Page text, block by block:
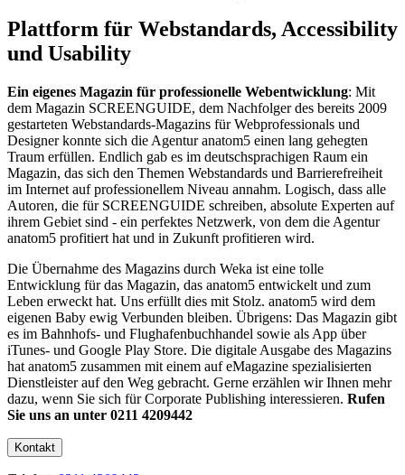
Plattform für Webstandards, Accessibility
und Usability
Ein eigenes Magazin für professionelle Webentwicklung: Mit
dem Magazin SCREENGUIDE, dem Nachfolger des bereits 2009
gestarteten Webstandards-Magazins für Webprofessionals und
Designer konnte sich die Agentur anatom5 einen lang gehegten
Traum erfüllen. Endlich gab es im deutschsprachigen Raum ein
Magazin, das sich den Themen Webstandards und Barrierefreiheit
im Internet auf professionellem Niveau annahm. Logisch, dass alle
Autoren, die für SCREENGUIDE schreiben, absolute Experten auf
ihrem Gebiet sind - ein perfektes Netzwerk, von dem die Agentur
anatom5 profitiert hat und in Zukunft profitieren wird.
Die Übernahme des Magazins durch Weka ist eine tolle
Entwicklung für das Magazin, das anatom5 entwickelt und zum
Leben erweckt hat. Uns erfüllt dies mit Stolz. anatom5 wird dem
eigenen Baby ewig Verbunden bleiben. Übrigens: Das Magazin gibt
es im Bahnhofs- und Flughafenbuchhandel sowie als App über
iTunes- und Google Play Store. Die digitale Ausgabe des Magazins
hat anatom5 zusammen mit einem auf eMagazine spezialisierten
Dienstleister auf den Weg gebracht. Gerne erzählen wir Ihnen mehr
dazu, wenn Sie sich für Corporate Publishing interessieren. Rufen
Sie uns an unter 0211 4209442
Kontakt